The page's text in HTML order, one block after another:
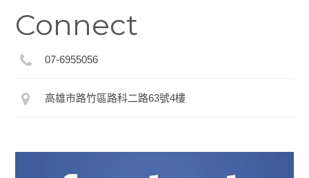
Connect
07-6955056
高雄市路竹區路科二路63號4樓